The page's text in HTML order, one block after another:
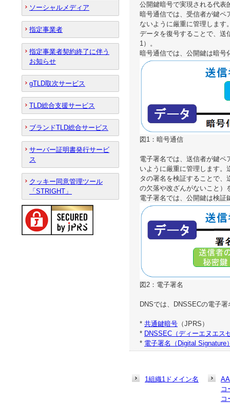
公開鍵暗号で実現される代表
暗号通信では、受信者が鍵ペ
ないように厳重に管理します
データを復号することで、送
1）。
暗号通信では、公開鍵は暗号
図1：暗号通信
電子署名では、送信者が鍵ペ
いように厳重に管理します。
タの署名を検証することで、
の欠落や改ざんがないこと）
電子署名では、公開鍵は検証
図2：電子署名
DNSでは、DNSSECの電子
* 共通鍵暗号 （JPRS）
* DNSSEC（ディーエヌエス
* 電子署名（Digital Signature
1組織1ドメイン名
コ
コ
ソーシャルメディア
指定事業者
指定事業者契約終了に伴う
お知らせ
gTLD取次サービス
TLD総合支援サービス
ブランドTLD総合サービス
サーバー証明書発行サービ
ス
クッキー同意管理ツール
「STRIGHT」